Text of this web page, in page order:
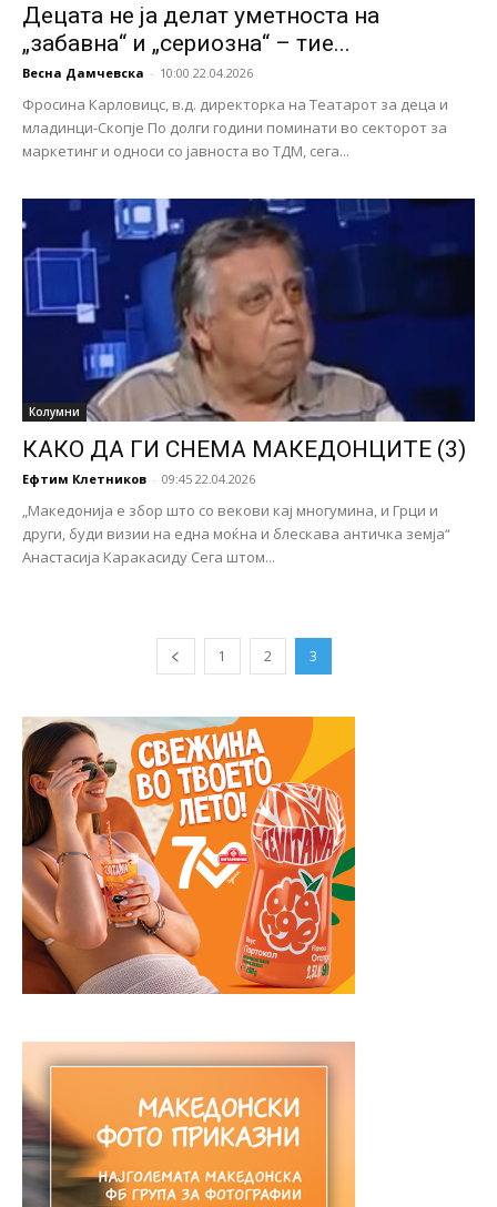
Децата не ја делат уметноста на
„забавна“ и „сериозна“ – тие...
Весна Дамчевска - 10:00 22.04.2026
Фросина Карловицс, в.д. директорка на Театарот за деца и
младинци-Скопје По долги години поминати во секторот за
маркетинг и односи со јавноста во ТДМ, сега...
Колумни
КАКО ДА ГИ СНЕМА МАКЕДОНЦИТЕ (3)
Ефтим Клетников - 09:45 22.04.2026
„Македонија е збор што со векови кај многумина, и Грци и
други, буди визии на една моќна и блескава античка земја“
Анастасија Каракасиду Сега штом...
1 2 3